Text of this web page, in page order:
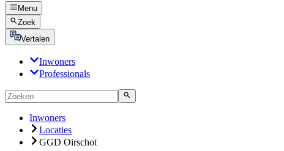
Menu
Zoek
Vertalen
Inwoners
Professionals
Inwoners
Locaties
GGD Oirschot